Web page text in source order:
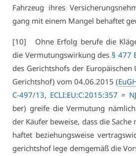
Fahr­zeug ih­res
gang mit ei­nem Man­gel be­haf­tet
[10] Oh­ne Er­folg be­ru­fe die
die Ver­mu­tungs­wir­kung des § 477
des Ge­richts­hofs der
Ge­richts­hof) vom 04.06.2015 (
C-497/13, ECLI:EU:C:2015:357 =
ber) grei­fe die Ver­mu­tung
der Käu­fer be­wei­se, dass die
haf­tet be­zie­hungs­wei­se
ge­richts­hof le­ge dem­ge­mäß die